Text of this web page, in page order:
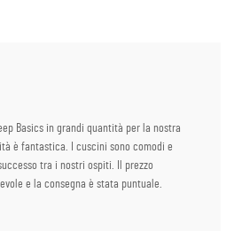
Basics in grandi quantità per la nostra
è fantastica. I cuscini sono comodi e
tra i nostri ospiti. Il prezzo
e la consegna è stata puntuale.